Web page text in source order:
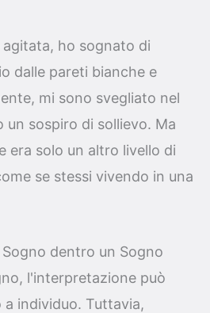
ho sognato di
dalle pareti bianche e
mi sono svegliato nel
sospiro di sollievo. Ma
era solo un altro livello di
se stessi vivendo in una
dentro un Sogno
l'interpretazione può
individuo. Tuttavia,